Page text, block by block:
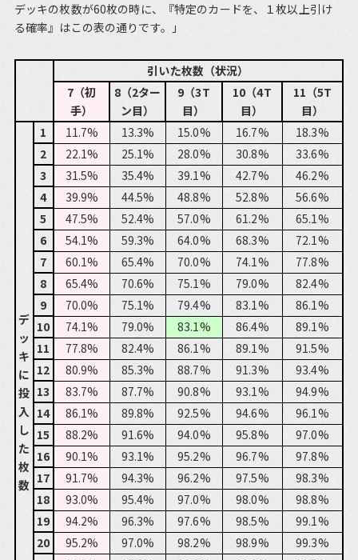
デッキの枚数が60枚の時に、『特定のカードを、１枚以上引け
る確率』はこの表の通りです。」
引いた枚数（状況）
7（初
手）
8（2ター
ン目）
9（3T
目）
10（4T
目）
11（5T
目）
デ
ッ
キ
に
投
入
し
た
枚
数
1 11.7% 13.3% 15.0% 16.7%
18.3%
2
22.1% 25.1% 28.0% 30.8%
33.6%
3
31.5% 35.4% 39.1% 42.7%
46.2%
4
39.9% 44.5% 48.8% 52.8%
56.6%
5
47.5% 52.4% 57.0% 61.2%
65.1%
6
54.1% 59.3% 64.0% 68.3%
72.1%
7
60.1% 65.4% 70.0% 74.1%
77.8%
8
65.4% 70.6% 75.1% 79.0%
82.4%
9
70.0% 75.1% 79.4% 83.1%
86.1%
10
74.1% 79.0% 83.1% 86.4%
89.1%
11
77.8% 82.4% 86.1% 89.1%
91.5%
12
80.9% 85.3% 88.7% 91.3%
93.4%
13
83.7% 87.7% 90.8% 93.1%
94.9%
14
86.1% 89.8% 92.5% 94.6%
96.1%
15
88.2% 91.6% 94.0% 95.8%
97.0%
16
90.1% 93.1% 95.2% 96.7%
97.8%
17
91.7% 94.3% 96.2% 97.5%
98.3%
18
93.0% 95.4% 97.0% 98.0%
98.8%
19
94.2% 96.3% 97.6% 98.5%
99.1%
20
95.2% 97.0% 98.2% 98.9%
99.3%